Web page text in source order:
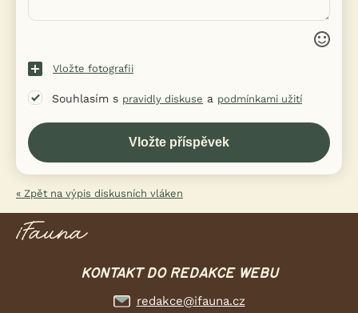
Vložte fotografii
Souhlasím s pravidly diskuse a podmínkami užití
« Zpět na výpis diskusních vláken
KONTAKT DO REDAKCE WEBU
redakce@ifauna.cz